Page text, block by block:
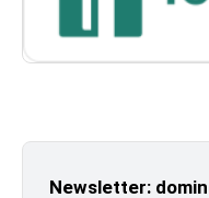
Newsletter: